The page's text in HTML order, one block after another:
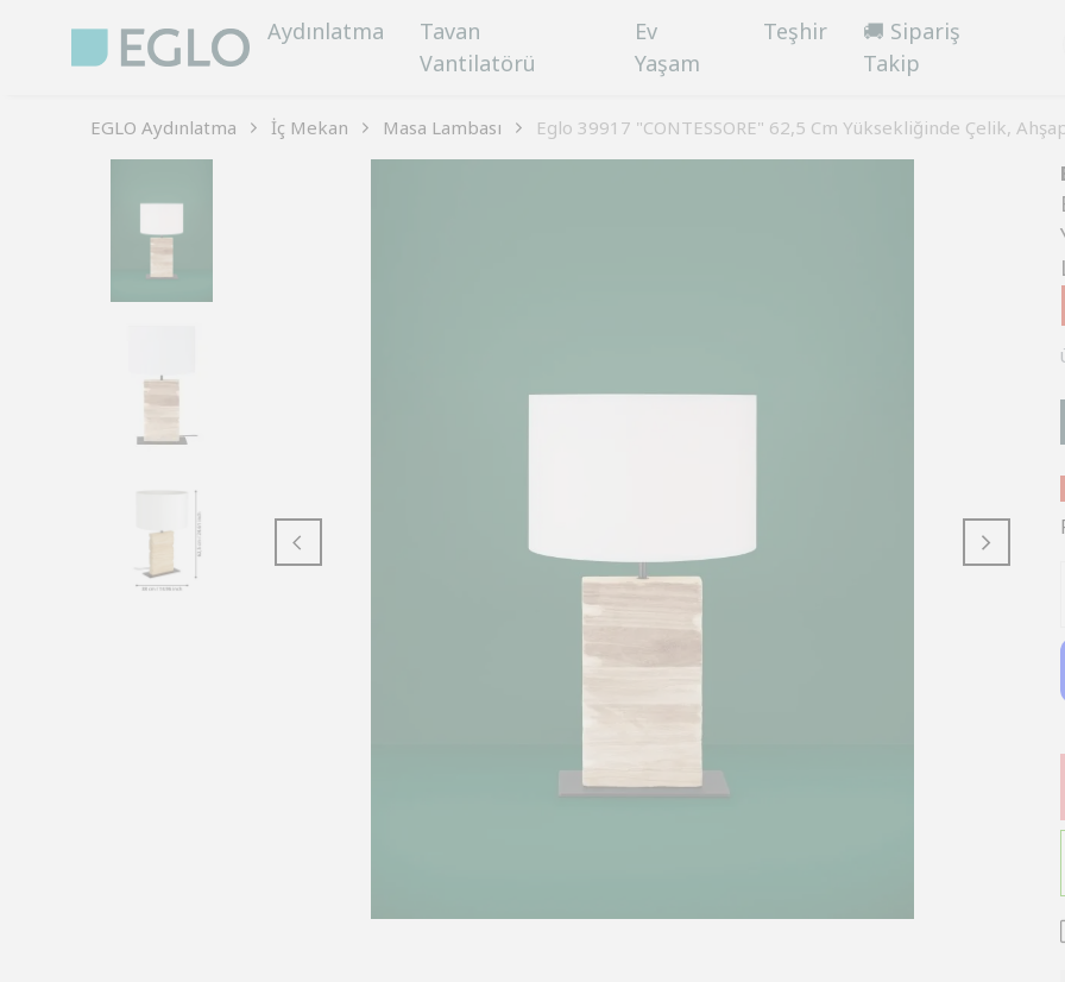
Aydınlatma
Tavan
Vantilatörü
Ev
Yaşam
Teşhir
🚚 Sipariş
Takip
EGLO Aydınlatma İç Mekan Masa Lambası Eglo 39917 "CONTESSORE" 62,5 Cm Yüksekliğinde Çelik,